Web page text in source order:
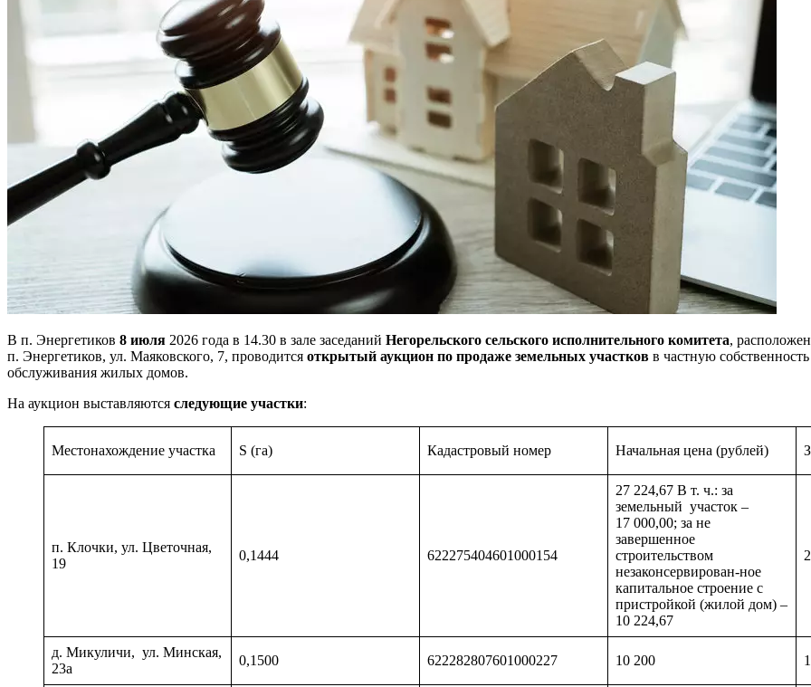
В п. Энергетиков 8 июля 2026 года в 14.30 в зале заседаний Негорельского сельского исполнительного комитета,
п. Энергетиков, ул. Маяковского, 7, проводится открытый аукцион по продаже земельных участков в частную
обслуживания жилых домов.
На аукцион выставляются следующие участки:
Местонахождение участка S (га) Кадастровый номер Начальная цена (рублей)
п. Клочки, ул. Цветочная,
19
0,1444 622275404601000154
27 224,67 В т. ч.: за
земельный участок –
17 000,00; за не
завершенное
строительством
незаконсервирован-ное
капитальное строение с
пристройкой (жилой дом) –
10 224,67
д. Микуличи, ул. Минская,
23а
0,1500 622282807601000227 10 200